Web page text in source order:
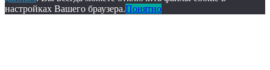
настройках Вашего браузера.Понятно